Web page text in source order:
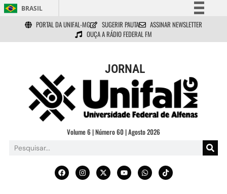
BRASIL
Simplifique!
Comunica BR
Acesso à informação
Legislação
Canais
PORTAL DA UNIFAL-MG SUGERIR PAUTA
ASSINAR NEWSLETTER
OUÇA A RÁDIO FEDERAL FM
JORNAL
Volume 6 | Número 60 | Agosto 2026